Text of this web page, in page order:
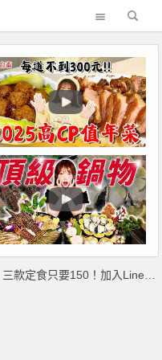
只要150！加入Line好友再享酥炸海老！